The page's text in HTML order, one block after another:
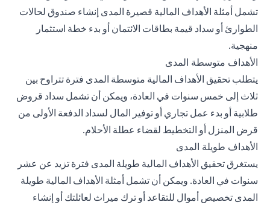
تشمل أمثلة الأهداف المالية قصيرة المدى إنشاء صندوق لحالات
الطوارئ أو سداد قيمة بطاقات الائتمان أو بدء خطة استثمار
منهجية.
الأهداف متوسطة المدى
يتطلب تحقيق الأهداف المالية متوسطة المدى فترة تتراوح بين
ثلاث إلى خمس سنوات في العادة، ويمكن أن تشمل سداد قروض
طلابية أو بدء عمل تجاري أو توفير المال لسداد الدفعة الأولى من
قرض المنزل أو التخطيط لقضاء عطلة الأحلام.
الأهداف طويلة المدى
يستغرق تحقيق الأهداف المالية طويلة المدى فترة تزيد عن عشر
سنوات في العادة. ويمكن أن تشمل أمثلة الأهداف المالية طويلة
المدى تخصيص أموال للتقاعد أو ترك ميراث لعائلتك أو إنشاء